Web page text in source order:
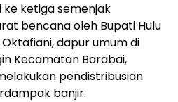
ke ketiga semenjak
bencana oleh Bupati Hulu
Oktafiani, dapur umum di
Kecamatan Barabai,
pendistribusian
banjir.